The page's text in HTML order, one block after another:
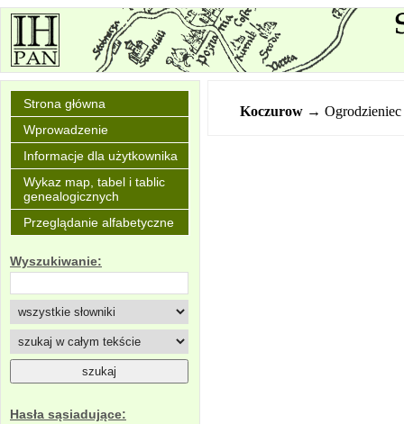
Strona główna
Wprowadzenie
Informacje dla użytkownika
Wykaz map, tabel i tablic
genealogicznych
Przeglądanie alfabetyczne
Wyszukiwanie:
Hasła sąsiadujące:
Koczurow → Ogrodzieniec